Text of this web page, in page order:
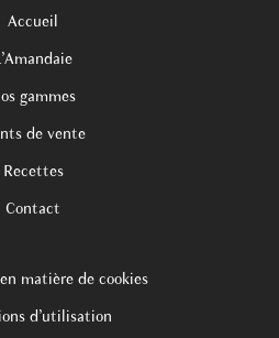
Accueil
gammes
de vente
Recettes
Contact
matière de cookies
d’utilisation